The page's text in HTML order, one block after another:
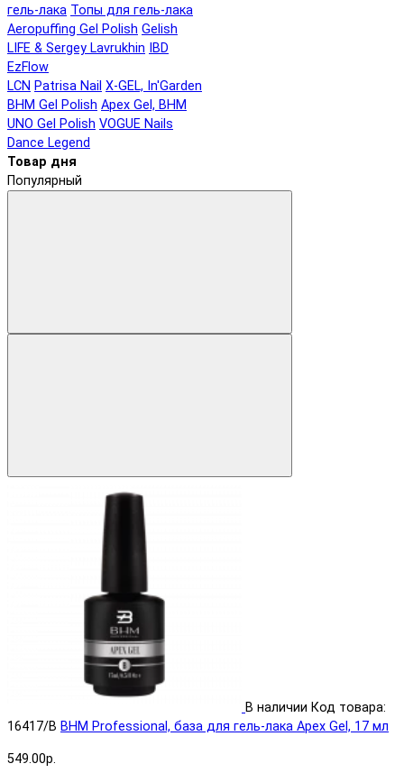
гель-лака Топы для гель-лака
Aeropuffing Gel Polish Gelish
LIFE & Sergey Lavrukhin
IBD
EzFlow
LCN Patrisa Nail X-GEL, In'Garden
BHM Gel Polish Apex Gel, BHM
UNO Gel Polish VOGUE Nails
Dance Legend
Товар дня
Популярный
В наличии Код товара:
16417/B BHM Professional, база для гель-лака Apex Gel, 17 мл
549.00р.